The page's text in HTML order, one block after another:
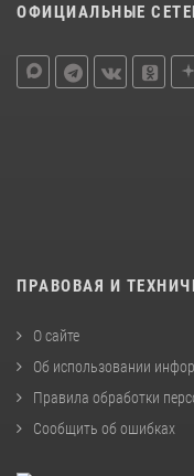
ОФИЦИАЛЬНЫЕ
ПРАВОВАЯ И
О сайте
Об использовании
Правила обработки
Сообщить об ошибках